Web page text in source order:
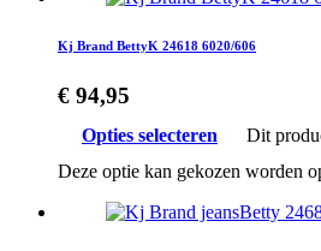
Kj Brand BettyK 24618 6020/606
€ 94,95
Opties selecteren
Dit
Deze optie kan gekozen worden